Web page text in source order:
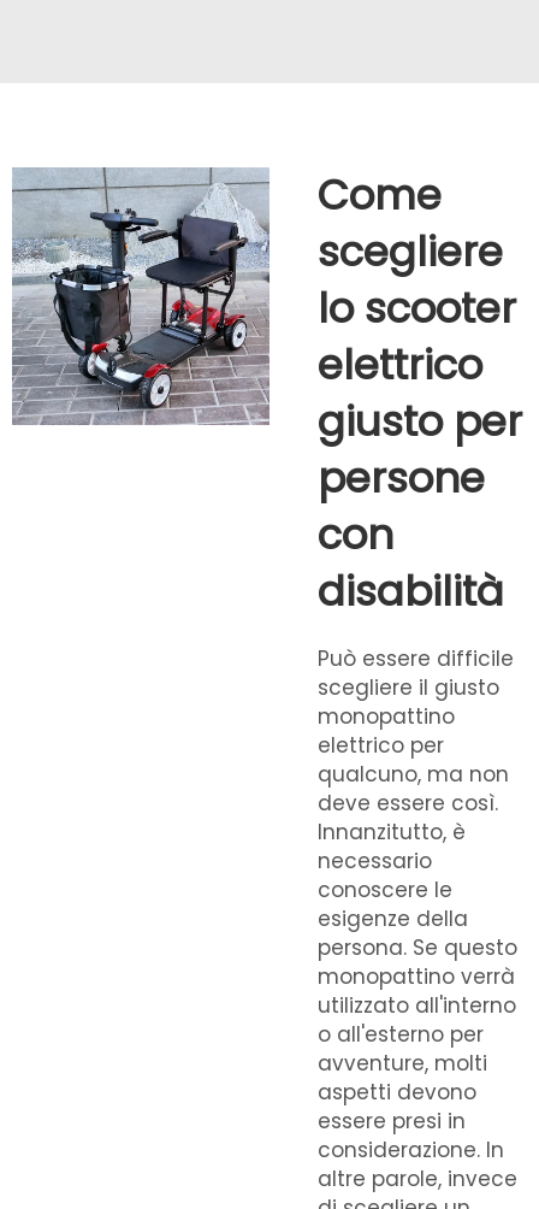
Come
scegliere
lo scooter
elettrico
giusto per
persone
con
disabilità
Può essere difficile
scegliere il giusto
monopattino
elettrico per
qualcuno, ma non
deve essere così.
Innanzitutto, è
necessario
conoscere le
esigenze della
persona. Se questo
monopattino verrà
utilizzato all'interno
o all'esterno per
avventure, molti
aspetti devono
essere presi in
considerazione. In
altre parole, invece